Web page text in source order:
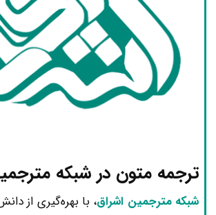
ترجمه متون در شبکه
شبکه مترجمین اشراق، با بهره‌گیری از